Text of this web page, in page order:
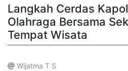
Langkah Cerdas
Olahraga Bersama
Tempat Wisata
Wijatma T S